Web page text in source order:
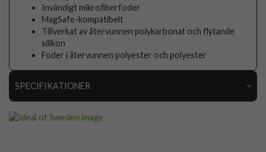
Invändigt mikrofiberfoder
MagSafe-kompatibelt
Tillverkat av återvunnen polykarbonat och flytande
silikon
Foder i återvunnen polyester och polyester
SPECIFIKATIONER